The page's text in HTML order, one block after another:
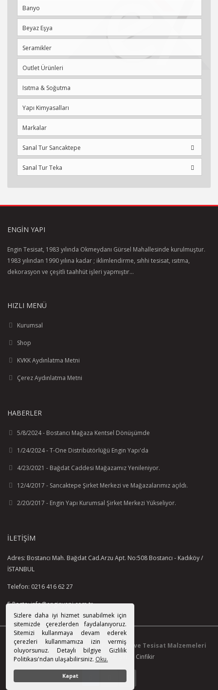
Sizlere daha iyi hizmet sunabilmek için
sitemizde çerezlerden faydalanıyoruz.
Sitemizi kullanmaya devam ederek
çerezleri kullanmamıza izin vermiş
oluyorsunuz. Detaylı bilgiye Gizlilik
Politikası'ndan ulaşabilirsiniz. Oku.
Kapat
Banyo
Beyaz Eşya
Seramikler
Outlet Ürünleri
Isıtma & Soğutma
Yapı Kimyasalları
Markalar
Sanal Tur Sancaktepe
Sanal Tur Teka
ENGIN YAPI
Engin Tesisat, 1983 yılında Okmeydanı Gürsel Mahallesinde kurulmuştur.
1983 yılından 1990 yılına kadar ; iklimlendirme, sıhhi tesisat, ısıtma,
dekorasyon ve çeşitli taahhüt işleri yapmıştır...
HIZLI MENÜ
Kurumsal
Shop
KVKK Aydınlatma Metni
Çerez Aydınlatma Metni
HABERLER
5/8/2024 - Bostancı Mağaza Kentsel Dönüşümde
1/24/2024 - T-One Distribütörlüğü Engin Yapı'da
4/23/2021 - Bağdat Caddesi Mağazamız Yenileniyor.
12/4/2017 - Sancaktepe Şirket Merkezi ve Mağazalarımız açıldı.
2/20/2017 - Engin Yapı Kurumsal Şirket Merkezi Yükseliyor.
İLETIŞIM
Adres: Bostancı Mah. Bağdat Cad.Arzu Apt. No:508 Bostancı - Kadıköy /
İSTANBUL
Telefon: 0216 416 62 27
E-Posta: info@enginyapi.com.tr
© 2015-2021 Tüm Hakkı Saklıdır.
EnginYapı ve Tesisat Malzemeleri
Paz. San. Tic. Ltd. Şti.
Cinfikir